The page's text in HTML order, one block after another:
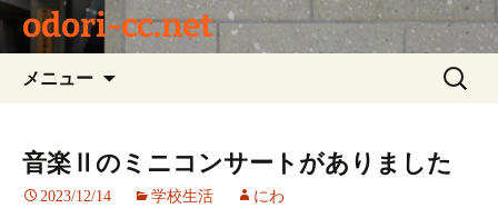
odori-cc.net
メニュー
ツ
検
索:
音楽Ⅱのミニコンサートがありました
2023/12/14 学校生活 にわ